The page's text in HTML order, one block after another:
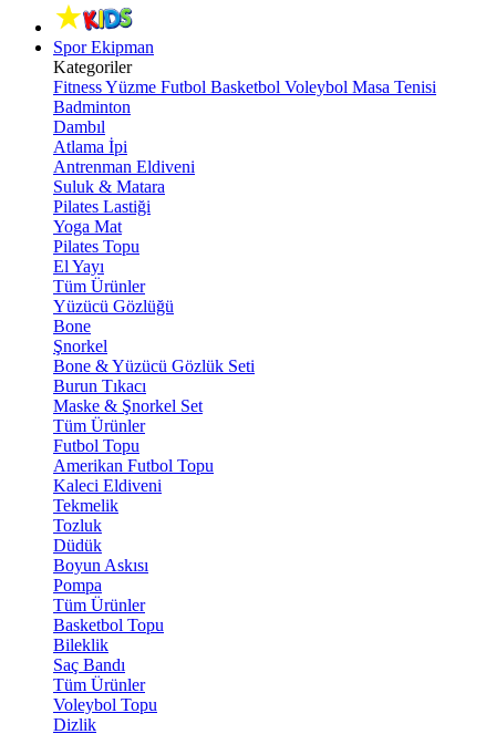
Spor Ekipman
Kategoriler
FitnessYüzme Futbol Basketbol Voleybol Masa Tenisi
Badminton
Dambıl
Atlama İpi
Antrenman Eldiveni
Suluk & Matara
Pilates Lastiği
Yoga Mat
Pilates Topu
El Yayı
Tüm Ürünler
Yüzücü Gözlüğü
Bone
Şnorkel
Bone & Yüzücü Gözlük Seti
Burun Tıkacı
Maske & Şnorkel Set
Tüm Ürünler
Futbol Topu
Amerikan Futbol Topu
Kaleci Eldiveni
Tekmelik
Tozluk
Düdük
Boyun Askısı
Pompa
Tüm Ürünler
Basketbol Topu
Bileklik
Saç Bandı
Tüm Ürünler
Voleybol Topu
Dizlik